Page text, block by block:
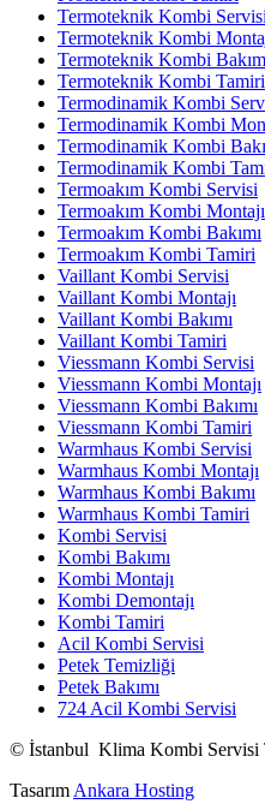
Termoteknik Kombi
Termoteknik Kombi
Termoteknik Kombi
Termoteknik Kombi Tamiri
Termodinamik Kombi
Termodinamik Kombi
Termodinamik Kombi
Termodinamik Kombi
Termoakım Kombi Servisi
Termoakım Kombi Montajı
Termoakım Kombi Bakımı
Termoakım Kombi Tamiri
Vaillant Kombi Servisi
Vaillant Kombi Montajı
Vaillant Kombi Bakımı
Vaillant Kombi Tamiri
Viessmann Kombi Servisi
Viessmann Kombi Montajı
Viessmann Kombi Bakımı
Viessmann Kombi Tamiri
Warmhaus Kombi Servisi
Warmhaus Kombi Montajı
Warmhaus Kombi Bakımı
Warmhaus Kombi Tamiri
Kombi Servisi
Kombi Bakımı
Kombi Montajı
Kombi Demontajı
Kombi Tamiri
Acil Kombi Servisi
Petek Temizliği
Petek Bakımı
724 Acil Kombi Servisi
© İstanbul Klima Kombi Servisi
TasarımAnkara Hosting